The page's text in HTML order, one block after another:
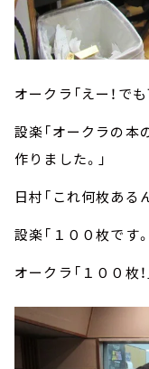
オークラ「えー！で
設楽「オークラの
作りました。」
日村「これ何枚ある
設楽「１００枚です。
オークラ「１００枚！